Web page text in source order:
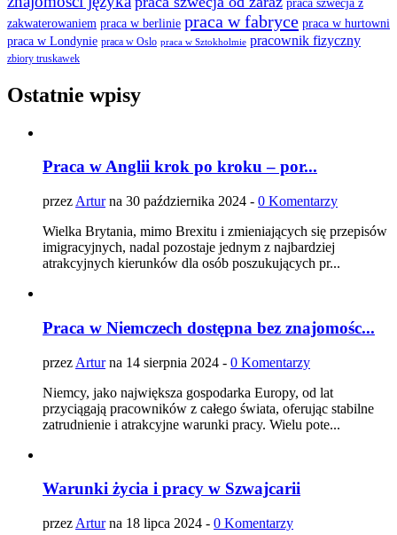
praca szwecja z
zakwaterowaniem praca w berlinie praca w fabryce praca w hurtowni
praca w Londynie praca w Oslo praca w Sztokholmie pracownik fizyczny
zbiory truskawek
Ostatnie wpisy
Praca w Anglii krok po kroku – por...
przez Arturna 30 października 2024 - 0 Komentarzy
Wielka Brytania, mimo Brexitu i zmieniających się przepisów
imigracyjnych, nadal pozostaje jednym z najbardziej
atrakcyjnych kierunków dla osób poszukujących pr...
Praca w Niemczech dostępna bez znajomośc...
przez Arturna 14 sierpnia 2024 - 0 Komentarzy
Niemcy, jako największa gospodarka Europy, od lat
przyciągają pracowników z całego świata, oferując stabilne
zatrudnienie i atrakcyjne warunki pracy. Wielu pote...
Warunki życia i pracy w Szwajcarii
przez Arturna 18 lipca 2024 - 0 Komentarzy